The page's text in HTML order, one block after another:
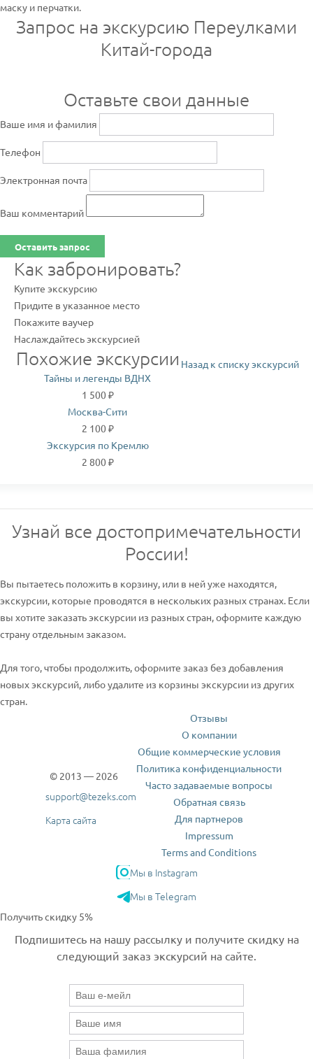
маску и перчатки.
Запрос на экскурсию Переулками
Китай-города
Оставьте свои данные
Ваше имя и фамилия
Телефон
Электронная почта
Ваш комментарий
Оставить запрос
Как забронировать?
Купите экскурсию
Придите в указанное место
Покажите ваучер
Наслаждайтесь экскурсией
Похожие экскурсии
Тайны и легенды ВДНХ
1 500 ₽
Москва-Сити
2 100 ₽
Экскурсия по Кремлю
2 800 ₽
Назад к списку экскурсий
Узнай все достопримечательности
России!
Вы пытаетесь положить в корзину, или в ней уже находятся,
экскурсии, которые проводятся в нескольких разных странах. Если
вы хотите заказать экскурсии из разных стран, оформите каждую
страну отдельным заказом.
Для того, чтобы продолжить, оформите заказ без добавления
новых экскурсий, либо удалите из корзины экскурсии из других
стран.
© 2013 — 2026
support@tezeks.com
Карта сайта
Отзывы
О компании
Общие коммерческие условия
Политика конфиденциальности
Часто задаваемые вопросы
Обратная связь
Для партнеров
Impressum
Terms and Conditions
Мы в Instagram
Мы в Telegram
Получить скидку 5%
Подпишитесь на нашу рассылку и получите скидку на
следующий заказ экскурсий на сайте.